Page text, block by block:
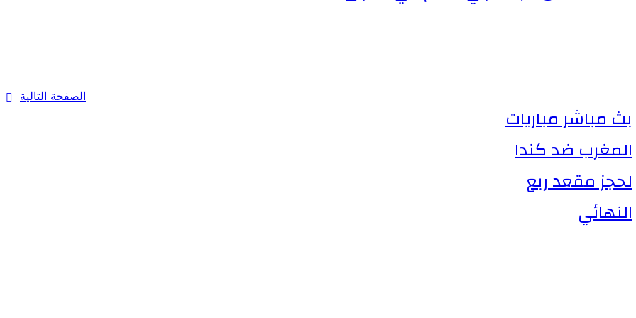
بث مباشر مباريات
المغرب ضد كندا
لحجز مقعد ربع
النهائي
الصفحة التالية